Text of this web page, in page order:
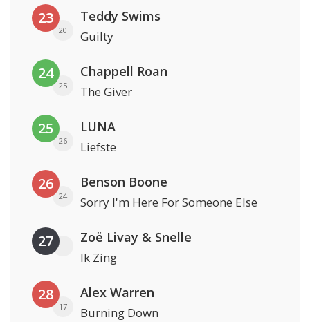
23
20
Teddy Swims
Guilty
24
25
Chappell Roan
The Giver
25
26
LUNA
Liefste
26
24
Benson Boone
Sorry I'm Here For Someone Else
27 Zoë Livay & Snelle
Ik Zing
28
17
Alex Warren
Burning Down